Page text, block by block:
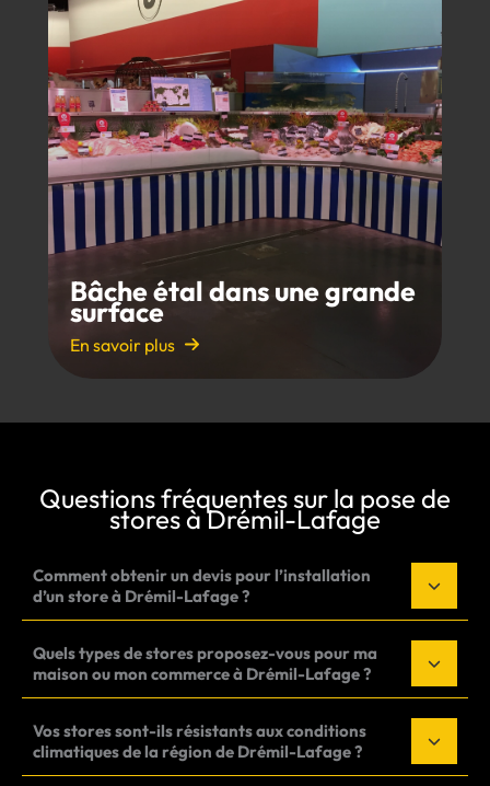
Bâche étal dans une grande
surface
En savoir plus
Questions fréquentes sur la pose de
stores à Drémil-Lafage
Comment obtenir un devis pour l’installation
d’un store à Drémil-Lafage ?
Quels types de stores proposez-vous pour ma
maison ou mon commerce à Drémil-Lafage ?
Vos stores sont-ils résistants aux conditions
climatiques de la région de Drémil-Lafage ?